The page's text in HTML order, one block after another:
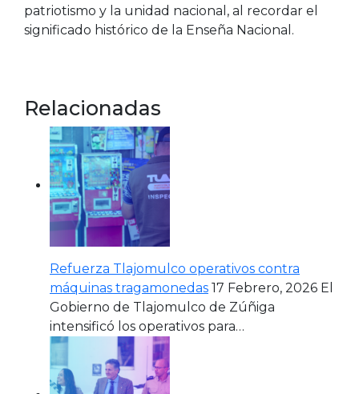
patriotismo y la unidad nacional, al recordar el
significado histórico de la Enseña Nacional.
Relacionadas
Refuerza Tlajomulco operativos contra
máquinas tragamonedas 17 Febrero, 2026 El
Gobierno de Tlajomulco de Zúñiga
intensificó los operativos para…